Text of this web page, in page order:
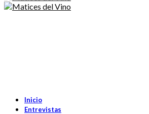
Inicio
Entrevistas